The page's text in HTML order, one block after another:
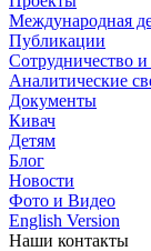
Международная
Публикации
Сотрудничество
Аналитические
Документы
Кивач
Детям
Блог
Новости
Фото и Видео
English Version
Наши контакты